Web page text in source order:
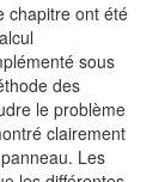
chapitre ont été
sous
des
le problème
clairement
Les